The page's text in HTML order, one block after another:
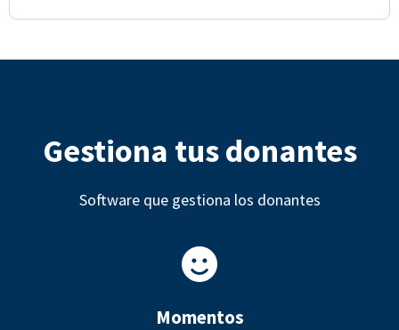
Gestiona tus donantes
Software que gestiona los donantes
Momentos